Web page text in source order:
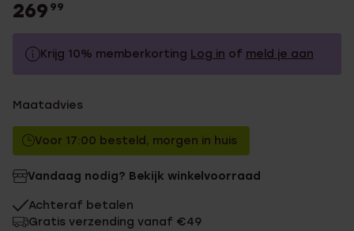
269 99
Krijg 10% memberkorting Log in of meld je aan
Zonder memberkorting
Maatadvies
Voor 17:00 besteld, morgen in huis
Vandaag nodig? Bekijk winkelvoorraad
Achteraf betalen
Gratis verzending vanaf €49